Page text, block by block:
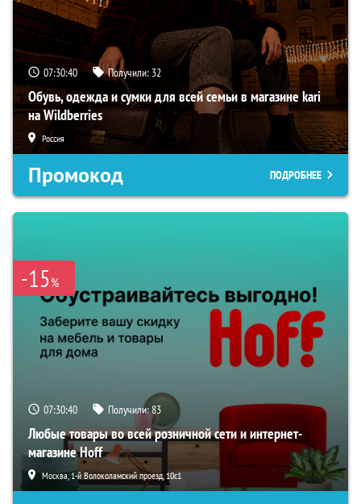
07:30:39 Получили: 32
Обувь, одежда и сумки для всей семьи в магазине kari
на Wildberries
Россия
Промокод ПОДРОБНЕЕ
-15%
07:30:39 Получили:83
Любые товары во всей розничной сети и интернет-
магазине Hoff
Москва, 1-й Волоколамский проезд, 10с1